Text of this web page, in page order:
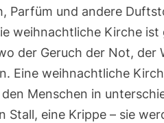
Parfüm und andere
weihnachtliche Kirche
der Geruch der Not, der
Eine weihnachtliche
den Menschen in
Stall, eine Krippe – sie